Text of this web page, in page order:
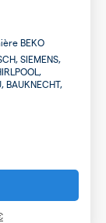
BEKO
SIEMENS,
BAUKNECHT,